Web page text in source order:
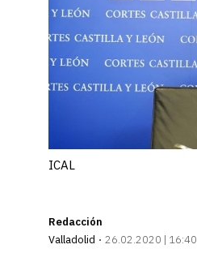
ICAL
Redacción
Valladolid
26.02.2020 | 16:40